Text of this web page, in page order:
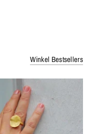
Winkel Bestsellers